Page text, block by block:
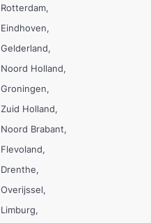
Rotterdam
Eindhoven
Gelderland
Noord Holland
Groningen
Zuid Holland
Noord Brabant
Flevoland
Drenthe
Overijssel
Limburg